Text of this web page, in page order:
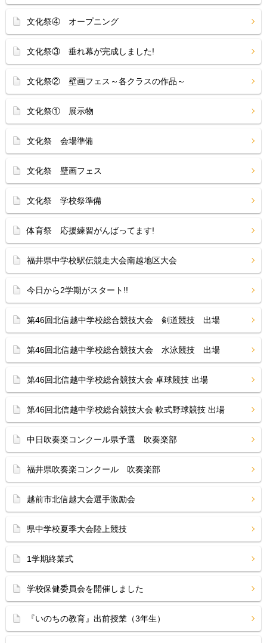
文化祭④ オープニング
文化祭③ 垂れ幕が完成しました!
文化祭② 壁画フェス～各クラスの作品～
文化祭① 展示物
文化祭 会場準備
文化祭 壁画フェス
文化祭 学校祭準備
体育祭 応援練習がんばってます!
福井県中学校駅伝競走大会南越地区大会
今日から2学期がスタート!!
第46回北信越中学校総合競技大会 剣道競技 出場
第46回北信越中学校総合競技大会 水泳競技 出場
第46回北信越中学校総合競技大会 卓球競技 出場
第46回北信越中学校総合競技大会 軟式野球競技 出場
中日吹奏楽コンクール県予選 吹奏楽部
福井県吹奏楽コンクール 吹奏楽部
越前市北信越大会選手激励会
県中学校夏季大会陸上競技
1学期終業式
学校保健委員会を開催しました
『いのちの教育』出前授業（3年生）